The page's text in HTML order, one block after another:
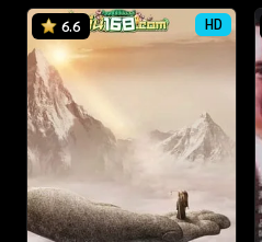
6.6 HD